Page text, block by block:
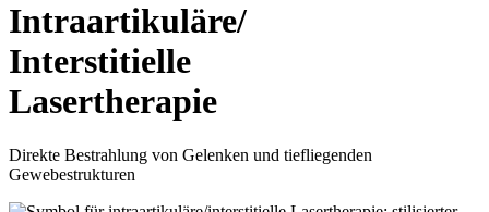
Intraartikuläre/
Inter­stitielle
Laser­therapie
Direkte Bestrahlung von Gelenken und tiefliegenden
Gewebestrukturen